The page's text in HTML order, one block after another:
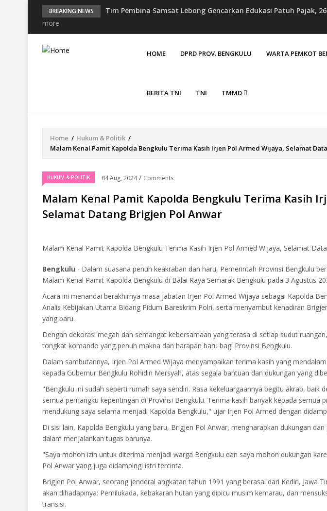
BREAKING NEWS
Tim Pembina Samsat Lebong Gencarkan Edukasi Patuh Pajak,
Tim Pembina Samsat Audiensi Bersama Kapolda Bengkulu,
Jelang Berakhirnya Program Pemutihan, Tim Pembina Samsat
more
MAIN
HOME DPRD PROV. BENGKULU WARTA PEMKOT
BERITA TNI TNI TMMD
Breadcrumb
Home / Hukum & Politik /
Malam Kenal Pamit Kapolda Bengkulu Terima Kasih Irjen Pol Armed Wijaya, Selamat
HUKUM & POLITIK 04 Aug, 2024/ Comments
Malam Kenal Pamit Kapolda Bengkulu Terima Kasih
Selamat Datang Brigjen Pol Anwar
Malam Kenal Pamit Kapolda Bengkulu Terima Kasih Irjen Pol Armed Wijaya, Selamat
Bengkulu - Dalam suasana penuh keakraban dan haru, Pemerintah Provinsi Bengkulu
Malam Kenal Pamit Kapolda Bengkulu di Balai Raya Semarak Bengkulu pada 3 Agustus
Acara ini menandai berakhirnya masa jabatan Irjen Pol Armed Wijaya sebagai Kapolda
Analis Kebijakan Utama Bidang Pidum Bareskrim Polri, serta menyambut kehadiran
yang baru.
Dengan dekorasi megah dan semangat kebersamaan yang terasa di setiap sudut
tongkat komando yang penuh makna dan harapan baru bagi Provinsi Bengkulu.
Dalam sambutannya, Irjen Pol Armed Wijaya menyampaikan terima kasih yang
kepada Gubernur Bengkulu Rohidin Mersyah, atas segala bantuan dan dukungan yang
"Bengkulu ini sudah seperti rumah saya sendiri. Rasa kekeluargaannya begitu akrab, baik
semua pemangku kepentingan di Provinsi Bengkulu. Terima kasih banyak kepada semua
mendukung saya selama menjadi Kapolda Bengkulu," ujar Irjen Pol Armed dengan
Di sisi lain, Kapolda Bengkulu yang baru, Brigjen Pol Anwar, mengharapkan dukungan
dalam menjalankan tugas barunya.
"Saya mohon izin untuk diterima menjadi warga Bengkulu dan saya mohon dukungan
Pol Anwar yang juga didampingi istri tercinta.
Brigjen Pol Anwar, seorang jenderal angkatan tahun 1991 yang berasal dari Kediri, Jawa
akan dihadapinya: Pemilukada, kebakaran hutan yang dipicu musim kemarau, dan
transisi.